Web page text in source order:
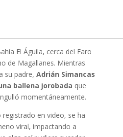
El Águila, cerca del Faro
de Magallanes. Mientras
su padre, Adrián Simancas
ballena jorobada que
momentáneamente.
en video, se ha
viral, impactando a